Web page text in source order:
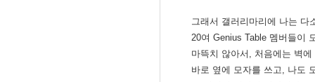
그래서 갤러리마리에 나는 다
20여 Genius Table 멤버들이
마뜩치 않아서, 처음에는 벽
바로 옆에 모자를 쓰고, 나도